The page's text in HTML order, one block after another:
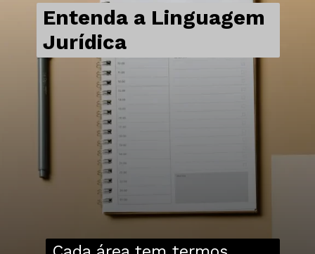
Entenda a Linguagem
Jurídica